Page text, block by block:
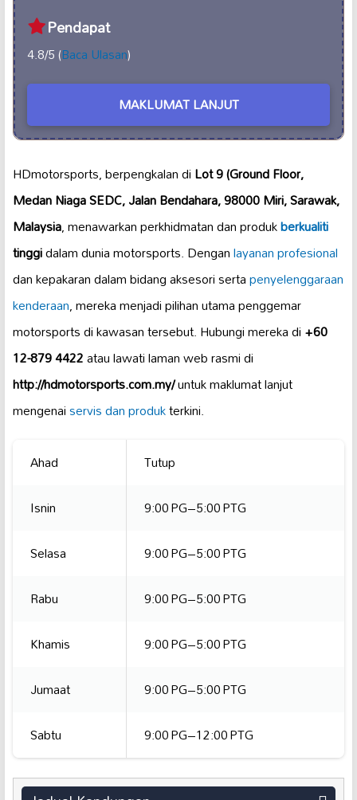
Pendapat
4.8/5 (Baca Ulasan)
MAKLUMAT LANJUT
HDmotorsports, berpengkalan diLot 9 (Ground Floor,
Medan Niaga SEDC, Jalan Bendahara, 98000 Miri, Sarawak,
Malaysia, menawarkan perkhidmatan dan produkberkualiti
tinggidalam dunia motorsports. Denganlayanan profesional
dan kepakaran dalam bidang aksesori sertapenyelenggaraan
kenderaan, mereka menjadi pilihan utama penggemar
motorsports di kawasan tersebut. Hubungi mereka di+60
12-879 4422atau lawati laman web rasmi di
http://hdmotorsports.com.my/untuk maklumat lanjut
mengenaiservis dan produkterkini.
Ahad
Tutup
Isnin
9:00 PG–5:00 PTG
Selasa
9:00 PG–5:00 PTG
Rabu
9:00 PG–5:00 PTG
Khamis
9:00 PG–5:00 PTG
Jumaat
9:00 PG–5:00 PTG
Sabtu
9:00 PG–12:00 PTG